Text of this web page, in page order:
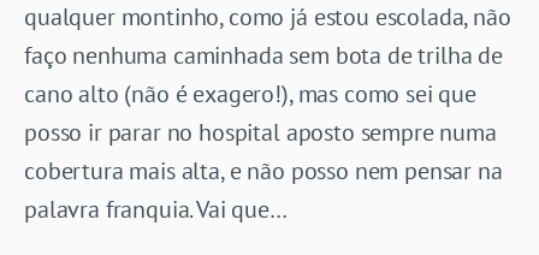
qualquer montinho, como já estou escolada, não
faço nenhuma caminhada sem bota de trilha de
cano alto (não é exagero!), mas como sei que
posso ir parar no hospital aposto sempre numa
cobertura mais alta, e não posso nem pensar na
palavra franquia. Vai que…